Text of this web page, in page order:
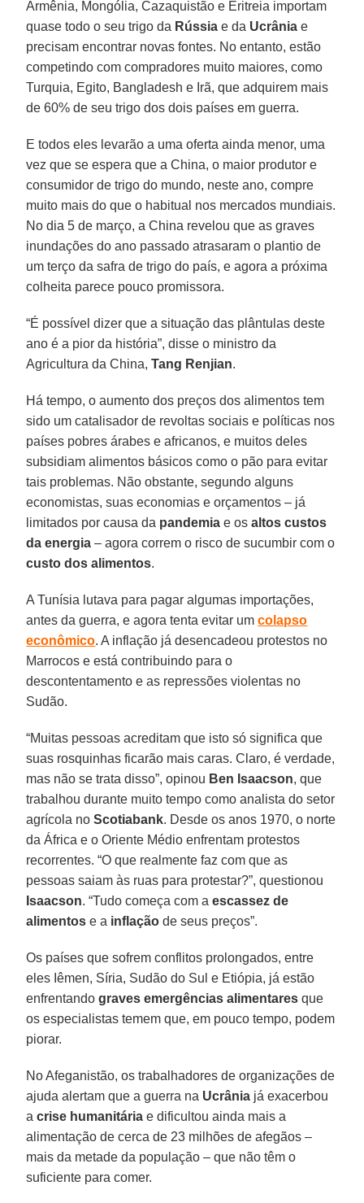
Armênia, Mongólia, Cazaquistão e Eritreia importam
quase todo o seu trigo da Rússia e da Ucrânia e
precisam encontrar novas fontes. No entanto, estão
competindo com compradores muito maiores, como
Turquia, Egito, Bangladesh e Irã, que adquirem mais
de 60% de seu trigo dos dois países em guerra.
E todos eles levarão a uma oferta ainda menor, uma
vez que se espera que a China, o maior produtor e
consumidor de trigo do mundo, neste ano, compre
muito mais do que o habitual nos mercados mundiais.
No dia 5 de março, a China revelou que as graves
inundações do ano passado atrasaram o plantio de
um terço da safra de trigo do país, e agora a próxima
colheita parece pouco promissora.
“É possível dizer que a situação das plântulas deste
ano é a pior da história”, disse o ministro da
Agricultura da China,Tang Renjian.
Há tempo, o aumento dos preços dos alimentos tem
sido um catalisador de revoltas sociais e políticas nos
países pobres árabes e africanos, e muitos deles
subsidiam alimentos básicos como o pão para evitar
tais problemas. Não obstante, segundo alguns
economistas, suas economias e orçamentos – já
limitados por causa da pandemia e osaltos custos
da energia – agora correm o risco de sucumbir com o
custo dos alimentos.
A Tunísia lutava para pagar algumas importações,
antes da guerra, e agora tenta evitar umcolapso
econômico. A inflação já desencadeou protestos no
Marrocos e está contribuindo para o
descontentamento e as repressões violentas no
Sudão.
“Muitas pessoas acreditam que isto só significa que
suas rosquinhas ficarão mais caras. Claro, é verdade,
mas não se trata disso”, opinou Ben Isaacson, que
trabalhou durante muito tempo como analista do setor
agrícola noScotiabank. Desde os anos 1970, o norte
da África e o Oriente Médio enfrentam protestos
recorrentes. “O que realmente faz com que as
pessoas saiam às ruas para protestar?”, questionou
Isaacson. “Tudo começa com aescassez de
alimentos e a inflação de seus preços”.
Os países que sofrem conflitos prolongados, entre
eles Iêmen, Síria, Sudão do Sul e Etiópia, já estão
enfrentandograves emergências alimentares que
os especialistas temem que, em pouco tempo, podem
piorar.
No Afeganistão, os trabalhadores de organizações de
ajuda alertam que a guerra na Ucrânia já exacerbou
acrise humanitária e dificultou ainda mais a
alimentação de cerca de 23 milhões de afegãos –
mais da metade da população – que não têm o
suficiente para comer.